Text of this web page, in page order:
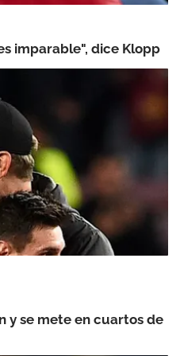
imparable", dice Klopp
y se mete en cuartos de